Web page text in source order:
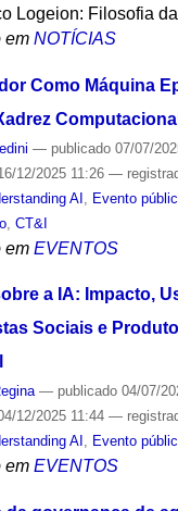
Logeion: Filosofia
em NOTÍCIAS
Como Máquina
Computacional
— publicado07/07/
12/2025 11:26 —
AI Evento
, CT&I
em EVENTOS
a IA: Impacto,
Sociais e
— publicado04/07/
12/2025 11:44 —
AI , Evento
em EVENTOS